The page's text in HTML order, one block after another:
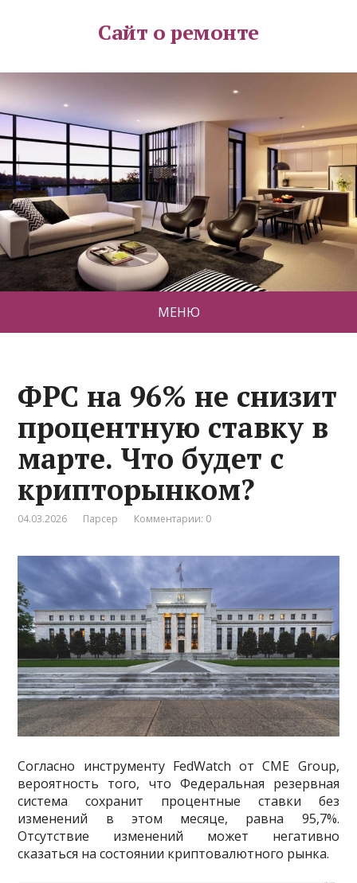
Сайт о ремонте
МЕНЮ
ФРС на 96% не снизит
процентную ставку в
марте. Что будет с
крипторынком?
04.03.2026 Парсер Комментарии: 0
Согласно инструменту FedWatch от CME Group,
вероятность того, что Федеральная резервная
система сохранит процентные ставки без
изменений в этом месяце, равна 95,7%.
Отсутствие изменений может негативно
сказаться на состоянии криптовалютного рынка.